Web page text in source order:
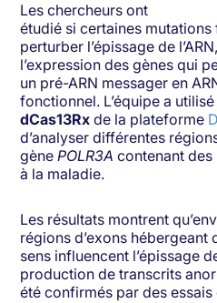
Les chercheurs ont
étudié si certaines
perturber l’épissage de
l’expression des gènes qui
un pré-ARN messager en
fonctionnel. L’équipe a
dCas13Rx de la plateforme
d’analyser différentes
gènePOLR3A contenant
à la maladie.
Les résultats montrent
régions d’exons
sens influencent l’épissage
production de transcrits
été confirmés par des essais